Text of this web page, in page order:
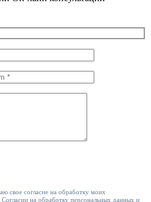
свое согласие на обработку моих
Согласии на обработку персональных данных и